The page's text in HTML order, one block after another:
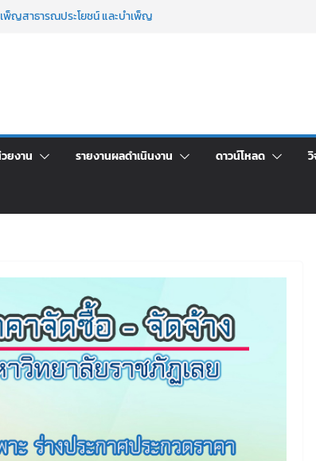
พ็ญสาธารณประโยชน์ และบำเพ็ญ
ระมาณ ประเภทเงินรายได้
น LRU ครั้งที่ 4 เปิดให้นักเรียน
ตที่ใช่
คณะอนุกรรมาธิการ ประจำ
ปกปริญญาบัตร จำนวน ๑,๙๗๒ ชุด
ยงาน รายงานผลดำเนินงาน ดาวน์โหลด